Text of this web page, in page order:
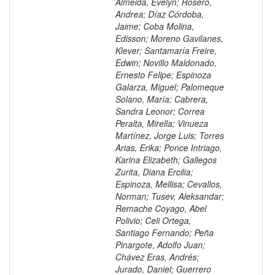
Andrea; Díaz Córdoba,
Jaime; Coba Molina,
Edisson; Moreno Gavilanes,
Klever; Santamaría Freire,
Edwin; Novillo Maldonado,
Ernesto Felipe; Espinoza
Galarza, Miguel; Palomeque
Solano, María; Cabrera,
Sandra Leonor; Correa
Peralta, Mirella; Vinueza
Martínez, Jorge Luis; Torres
Arias, Erika; Ponce Intriago,
Karina Elizabeth; Gallegos
Zurita, Diana Ercilia;
Espinoza, Mellisa; Cevallos,
Norman; Tusev, Aleksandar;
Remache Coyago, Abel
Polivio; Celi Ortega,
Santiago Fernando; Peña
Pinargote, Adolfo Juan;
Chávez Eras, Andrés;
Jurado, Daniel; Guerrero